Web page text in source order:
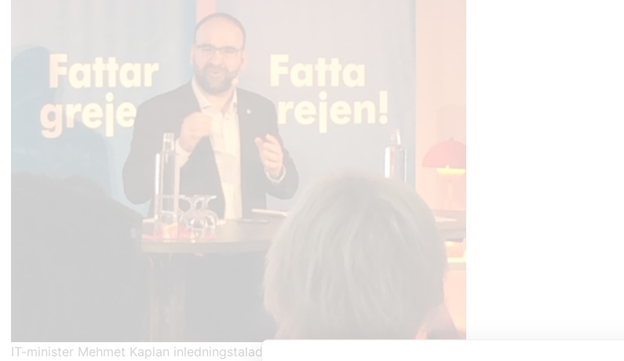
IT-minister Mehmet Kaplan inledningstalade på vårt seminarium ”Datadriven